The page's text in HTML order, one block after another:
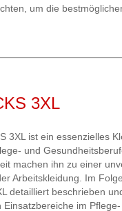
um die
3XL
3XL ist ein essenzielles
und
machen ihn zu einer
Arbeitskleidung. Im
detailliert beschrieben
Einsatzbereiche im